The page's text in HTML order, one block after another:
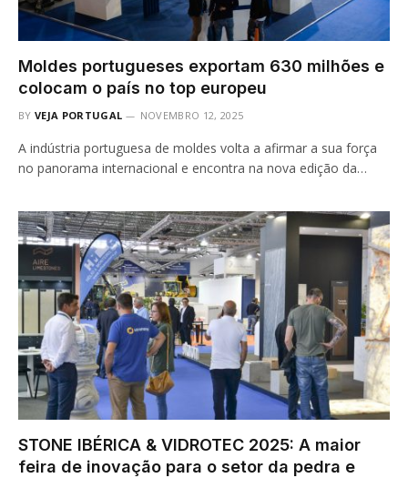
Moldes portugueses exportam 630 milhões e
colocam o país no top europeu
BY VEJA PORTUGAL NOVEMBRO 12, 2025
A indústria portuguesa de moldes volta a afirmar a sua força
no panorama internacional e encontra na nova edição da…
STONE IBÉRICA & VIDROTEC 2025: A maior
feira de inovação para o setor da pedra e